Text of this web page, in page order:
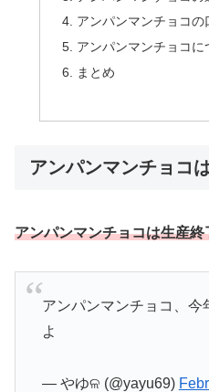
アンパンマンチョコの
アンパンマンチョコに
まとめ
アンパンマンチョコ
アンパンマンチョコは生産終
アンパンマンチョコ、今
よ
— やゆଳ (@yayu69)